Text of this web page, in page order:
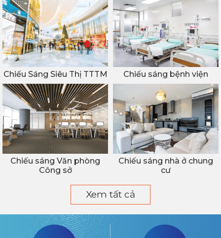
Chiếu Sáng Siêu Thị TTTM Chiếu sáng bệnh viện
Chiếu sáng Văn phòng
Công sở
Chiếu sáng nhà ở chung
cư
Xem tất cả